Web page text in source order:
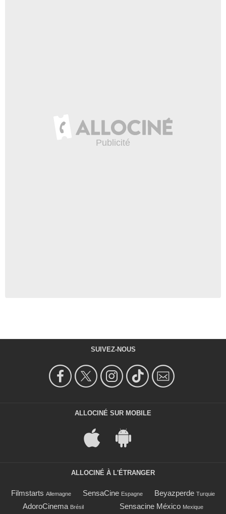
SUIVEZ-NOUS
ALLOCINÉ SUR MOBILE
ALLOCINÉ À L'ÉTRANGER
Filmstarts Allemagne SensaCine Espagne Beyazperde Turquie
AdoroCinema Brésil Sensacine México Mexique